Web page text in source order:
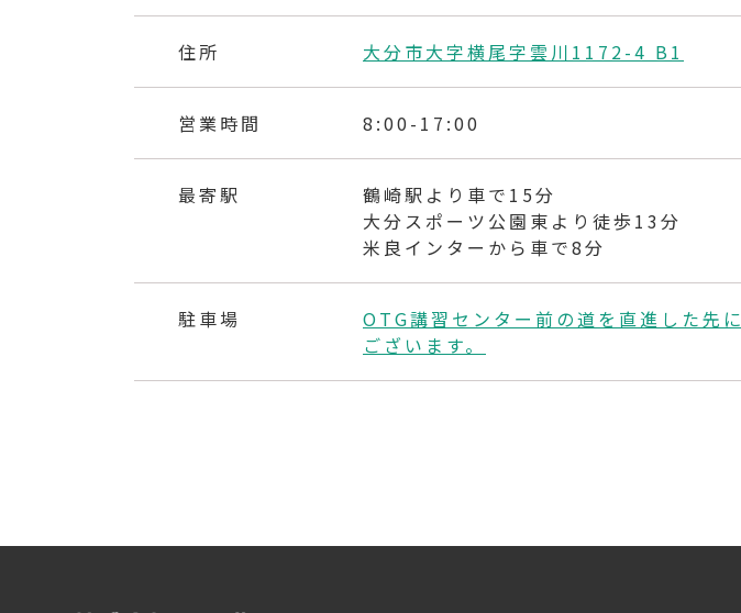
住所 大分市大字横尾字雲川1172-4 B1
営業時間 8:00-17:00
最寄駅
鶴崎駅より車で15分
大分スポーツ公園東より徒歩13分
米良インターから車で8分
駐車場
OTG講習センター前の道を直進した先に
ございます。